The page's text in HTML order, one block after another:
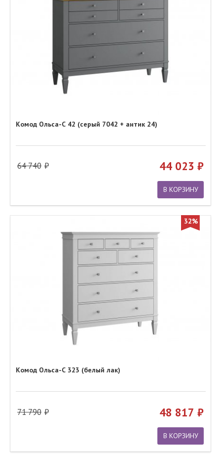
Комод Ольса-С 42 (серый 7042 + антик 24)
64 740 44 023
В КОРЗИНУ
32%
Комод Ольса-С 323 (белый лак)
71 790 48 817
В КОРЗИНУ